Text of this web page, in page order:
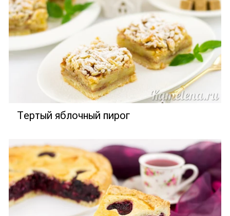
Тертый яблочный пирог